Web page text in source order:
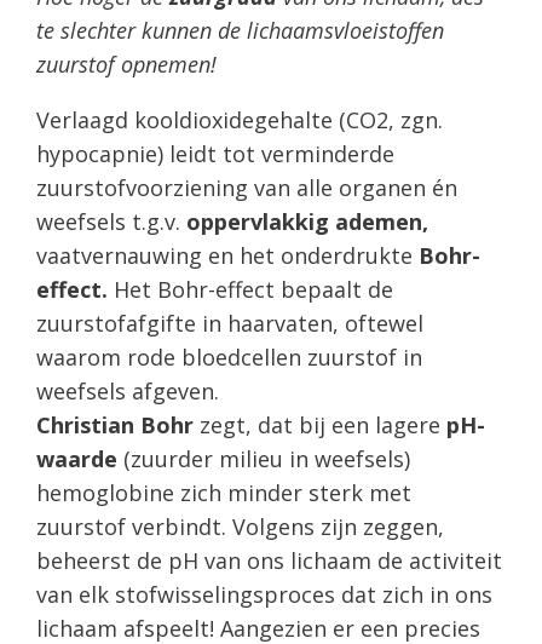
te slechter kunnen de lichaamsvloeistoffen
zuurstof opnemen!
Verlaagd kooldioxidegehalte (CO2, zgn.
hypocapnie) leidt tot verminderde
zuurstofvoorziening van alle organen én
weefsels t.g.v. oppervlakkig ademen,
vaatvernauwing en het onderdrukte Bohr-
effect. Het Bohr-effect bepaalt de
zuurstofafgifte in haarvaten, oftewel
waarom rode bloedcellen zuurstof in
weefsels afgeven.
Christian Bohr zegt, dat bij een lagere pH-
waarde (zuurder milieu in weefsels)
hemoglobine zich minder sterk met
zuurstof verbindt. Volgens zijn zeggen,
beheerst de pH van ons lichaam de activiteit
van elk stofwisselingsproces dat zich in ons
lichaam afspeelt! Aangezien er een precies